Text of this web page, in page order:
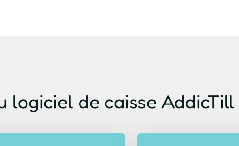
logiciel de caisse AddicTill